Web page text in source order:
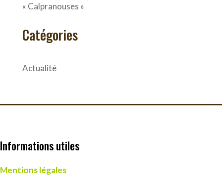
« Calpranouses »
Catégories
Actualité
Informations utiles
Mentions légales